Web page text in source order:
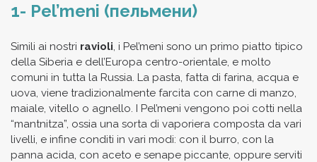
1- Pel’meni (пельмени)
Simili ai nostri ravioli, i Pel’meni sono un primo piatto tipico
della Siberia e dell’Europa centro-orientale, e molto
comuni in tutta la Russia. La pasta, fatta di farina, acqua e
uova, viene tradizionalmente farcita con carne di manzo,
maiale, vitello o agnello. I Pel’meni vengono poi cotti nella
“mantnitza”, ossia una sorta di vaporiera composta da vari
livelli, e infine conditi in vari modi: con il burro, con la
panna acida, con aceto e senape piccante, oppure serviti